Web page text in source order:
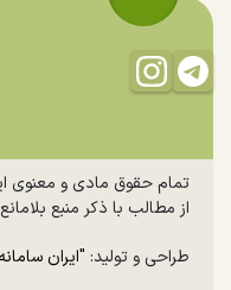
تمام حقوق مادی و معنوی
از مطالب با ذکر منبع
طراحی و تولید: "ایران